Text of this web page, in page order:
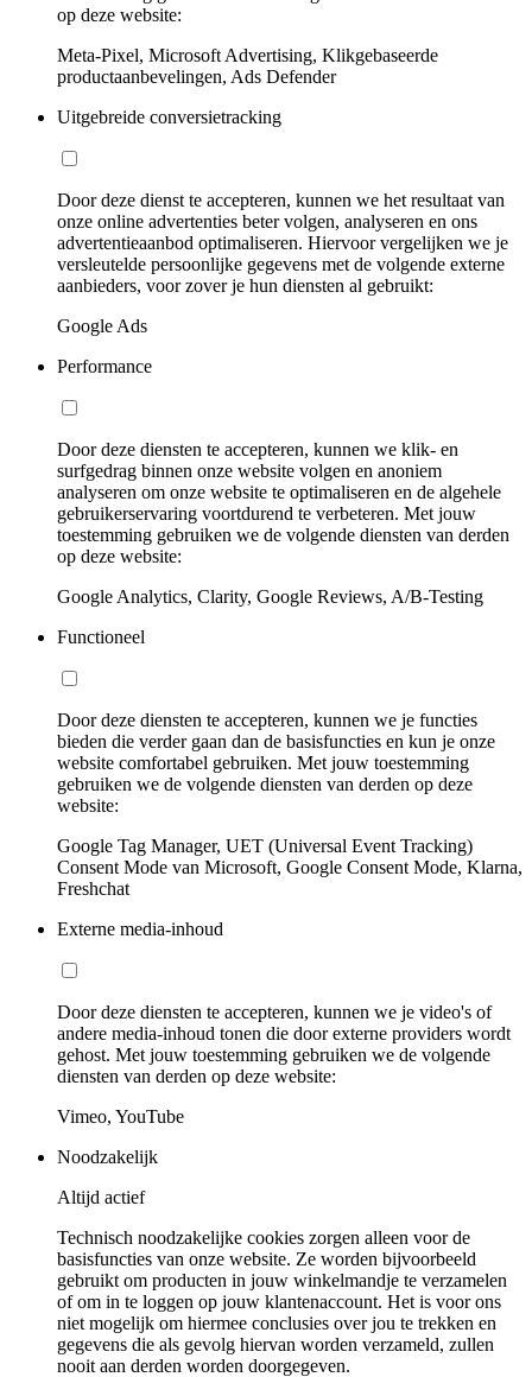
op deze website:
Meta-Pixel, Microsoft Advertising, Klikgebaseerde
productaanbevelingen, Ads Defender
Uitgebreide conversietracking
Door deze dienst te accepteren, kunnen we het resultaat van
onze online advertenties beter volgen, analyseren en ons
advertentieaanbod optimaliseren. Hiervoor vergelijken we je
versleutelde persoonlijke gegevens met de volgende externe
aanbieders, voor zover je hun diensten al gebruikt:
Google Ads
Performance
Door deze diensten te accepteren, kunnen we klik- en
surfgedrag binnen onze website volgen en anoniem
analyseren om onze website te optimaliseren en de algehele
gebruikerservaring voortdurend te verbeteren. Met jouw
toestemming gebruiken we de volgende diensten van derden
op deze website:
Google Analytics, Clarity, Google Reviews, A/B-Testing
Functioneel
Door deze diensten te accepteren, kunnen we je functies
bieden die verder gaan dan de basisfuncties en kun je onze
website comfortabel gebruiken. Met jouw toestemming
gebruiken we de volgende diensten van derden op deze
website:
Google Tag Manager, UET (Universal Event Tracking)
Consent Mode van Microsoft, Google Consent Mode, Klarna,
Freshchat
Externe media-inhoud
Door deze diensten te accepteren, kunnen we je video's of
andere media-inhoud tonen die door externe providers wordt
gehost. Met jouw toestemming gebruiken we de volgende
diensten van derden op deze website:
Vimeo, YouTube
Noodzakelijk
Altijd actief
Technisch noodzakelijke cookies zorgen alleen voor de
basisfuncties van onze website. Ze worden bijvoorbeeld
gebruikt om producten in jouw winkelmandje te verzamelen
of om in te loggen op jouw klantenaccount. Het is voor ons
niet mogelijk om hiermee conclusies over jou te trekken en
gegevens die als gevolg hiervan worden verzameld, zullen
nooit aan derden worden doorgegeven.